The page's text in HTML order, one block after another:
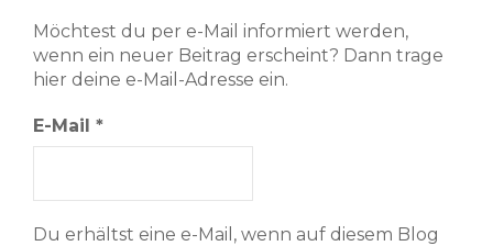
Möchtest du per e-Mail informiert werden,
wenn ein neuer Beitrag erscheint? Dann trage
hier deine e-Mail-Adresse ein.
E-Mail *
Du erhältst eine e-Mail, wenn auf diesem Blog